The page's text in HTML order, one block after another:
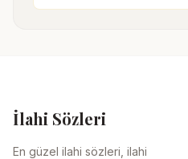
İlahi Sözleri
En güzel ilahi sözleri, ilahi